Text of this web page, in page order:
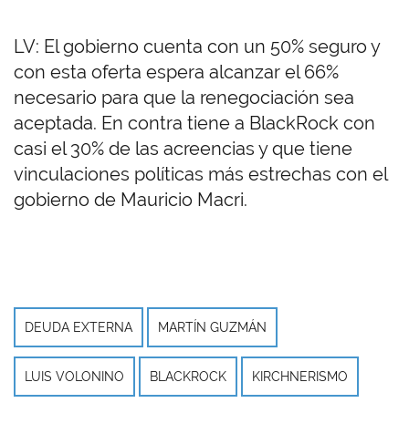
LV: El gobierno cuenta con un 50% seguro y
con esta oferta espera alcanzar el 66%
necesario para que la renegociación sea
aceptada. En contra tiene a BlackRock con
casi el 30% de las acreencias y que tiene
vinculaciones políticas más estrechas con el
gobierno de Mauricio Macri.
DEUDA EXTERNA MARTÍN GUZMÁN
LUIS VOLONINO BLACKROCK KIRCHNERISMO